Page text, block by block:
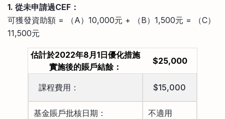
1. 從未申請過CEF：
可獲發資助額 = （A）10,000元 + （B）1,500元 = （C）
11,500元
估計於2022年8月1日優化措施
實施後的賬戶結餘：
$25,000
課程費用： $15,000
基金賬戶批核日期： 不適用